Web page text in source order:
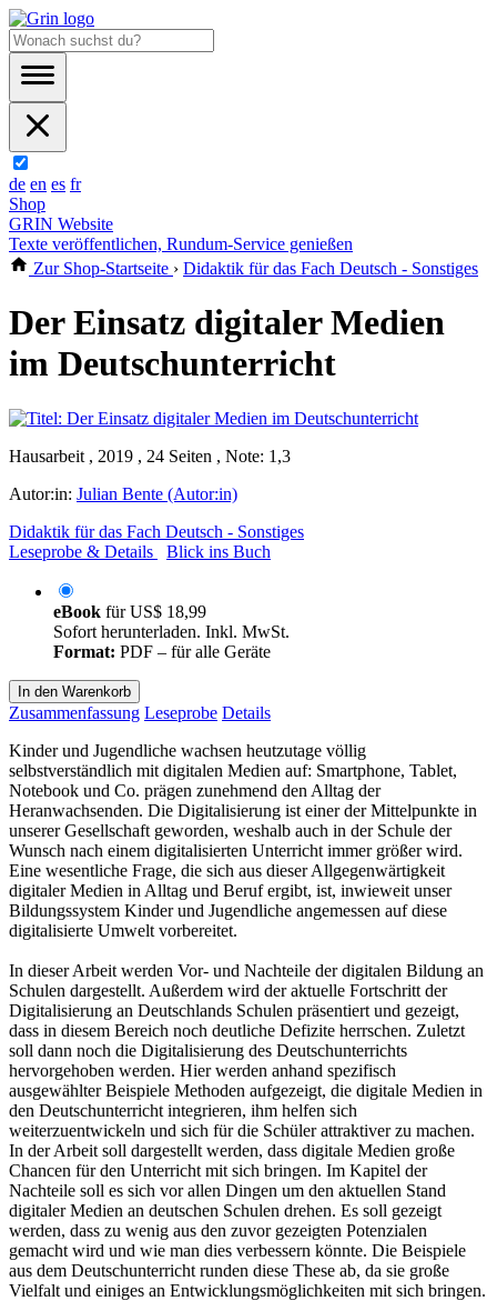
de en es fr
Shop
GRIN Website
Texte veröffentlichen, Rundum-Service genießen
Zur Shop-Startseite › Didaktik für das Fach Deutsch - Sonstiges
Der Einsatz digitaler Medien
im Deutschunterricht
Hausarbeit , 2019 , 24 Seiten , Note: 1,3
Autor:in: Julian Bente (Autor:in)
Didaktik für das Fach Deutsch - Sonstiges
Leseprobe & Details
Blick ins Buch
eBook fürUS$ 18,99
Sofort herunterladen. Inkl. MwSt.
Format: PDF – für alle Geräte
In den Warenkorb
Zusammenfassung Leseprobe Details
Kinder und Jugendliche wachsen heutzutage völlig
selbstverständlich mit digitalen Medien auf: Smartphone, Tablet,
Notebook und Co. prägen zunehmend den Alltag der
Heranwachsenden. Die Digitalisierung ist einer der Mittelpunkte in
unserer Gesellschaft geworden, weshalb auch in der Schule der
Wunsch nach einem digitalisierten Unterricht immer größer wird.
Eine wesentliche Frage, die sich aus dieser Allgegenwärtigkeit
digitaler Medien in Alltag und Beruf ergibt, ist, inwieweit unser
Bildungssystem Kinder und Jugendliche angemessen auf diese
digitalisierte Umwelt vorbereitet.
In dieser Arbeit werden Vor- und Nachteile der digitalen Bildung an
Schulen dargestellt. Außerdem wird der aktuelle Fortschritt der
Digitalisierung an Deutschlands Schulen präsentiert und gezeigt,
dass in diesem Bereich noch deutliche Defizite herrschen. Zuletzt
soll dann noch die Digitalisierung des Deutschunterrichts
hervorgehoben werden. Hier werden anhand spezifisch
ausgewählter Beispiele Methoden aufgezeigt, die digitale Medien in
den Deutschunterricht integrieren, ihm helfen sich
weiterzuentwickeln und sich für die Schüler attraktiver zu machen.
In der Arbeit soll dargestellt werden, dass digitale Medien große
Chancen für den Unterricht mit sich bringen. Im Kapitel der
Nachteile soll es sich vor allen Dingen um den aktuellen Stand
digitaler Medien an deutschen Schulen drehen. Es soll gezeigt
werden, dass zu wenig aus den zuvor gezeigten Potenzialen
gemacht wird und wie man dies verbessern könnte. Die Beispiele
aus dem Deutschunterricht runden diese These ab, da sie große
Vielfalt und einiges an Entwicklungsmöglichkeiten mit sich bringen.